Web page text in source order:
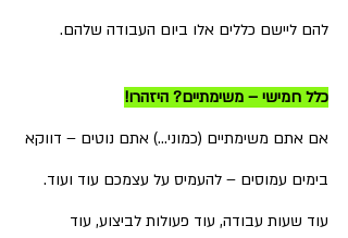
להם ליישם כללים אלו ביום העבודה שלהם.
כלל חמישי – משימתיים? היזהרו!
אם אתם משימתיים (כמוני…) אתם נוטים – דווקא
בימים עמוסים – להעמיס על עצמכם עוד ועוד.
עוד שעות עבודה, עוד פעולות לביצוע, עוד